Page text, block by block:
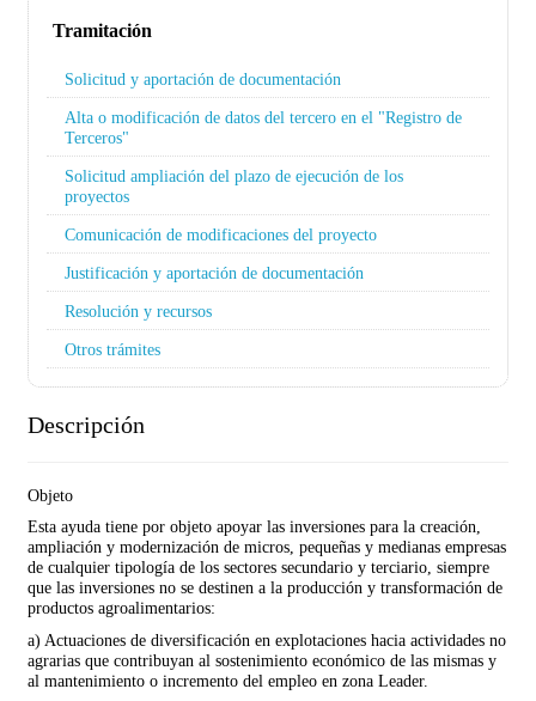
Tramitación
Solicitud y aportación de documentación
Alta o modificación de datos del tercero en el "Registro de
Terceros"
Solicitud ampliación del plazo de ejecución de los
proyectos
Comunicación de modificaciones del proyecto
Justificación y aportación de documentación
Resolución y recursos
Otros trámites
Descripción
Objeto
Esta ayuda tiene por objeto apoyar las inversiones para la creación,
ampliación y modernización de micros, pequeñas y medianas empresas
de cualquier tipología de los sectores secundario y terciario, siempre
que las inversiones no se destinen a la producción y transformación de
productos agroalimentarios:
a) Actuaciones de diversificación en explotaciones hacia actividades no
agrarias que contribuyan al sostenimiento económico de las mismas y
al mantenimiento o incremento del empleo en zona Leader.